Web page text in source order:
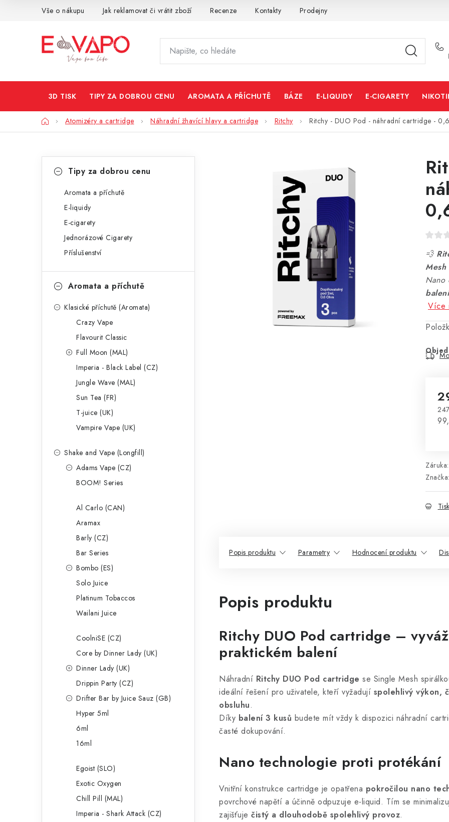
Vše o nákupu Jak reklamovat či vrátit zboží Recenze Kontakty Prodejny
3D TISK TIPY ZA DOBROU CENU AROMATA A PŘÍCHUTĚ BÁZE E-LIQUIDY E-CIGARETY
DomůAtomizéry a cartridge Náhradní žhavící hlavy a cartridge Ritchy Ritchy - DUO Pod - náhradní cartridge -
n
kategorieTipy za dobrou cenu
Aromata a příchutě
E-liquidy
E-cigarety
Jednorázové Cigarety
Příslušenství
Aromata a příchutě
Klasické příchutě (Aromata)
Crazy Vape
Flavourit Classic
Full Moon (MAL)
Imperia - Black Label (CZ)
Jungle Wave (MAL)
Sun Tea (FR)
T-juice (UK)
Vampire Vape (UK)
Shake and Vape (Longfill)
Adams Vape (CZ)
BOOM! Series
Al Carlo (CAN)
Aramax
Barly (CZ)
Bar Series
Bombo (ES)
Solo Juice
Platinum Tobaccos
Wailani Juice
CoolniSE (CZ)
Core by Dinner Lady (UK)
Dinner Lady (UK)
Drippin Party (CZ)
Drifter Bar by Juice Sauz (GB)
Hyper 5ml
6ml
16ml
Egoist (SLO)
Exotic Oxygen
Chill Pill (MAL)
Imperia - Shark Attack (CZ)
💨
Nano
Více
Záruka:
Popis produktu Parametry Hodnocení produktu
Popis produktu
Ritchy DUO Pod cartridge –
praktickém balení
Náhradní Ritchy DUO Pod cartridge se Single Mesh
ideální řešení pro uživatele, kteří vyžadují spolehlivý výkon,
obsluhu.
Díky balení 3 kusů budete mít vždy k dispozici náhradní
časté dokupování.
Nano technologie proti protékání
Vnitřní konstrukce cartridge je opatřena pokročilou nano
povrchové napětí a účinně odpuzuje e-liquid. Tím se
zajišťuje čistý a dlouhodobě spolehlivý provoz.